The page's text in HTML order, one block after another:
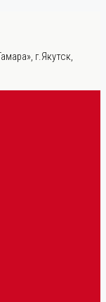
г.Якутск,